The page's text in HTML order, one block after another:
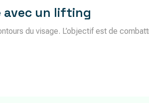
avec un lifting
du visage. L’objectif est de